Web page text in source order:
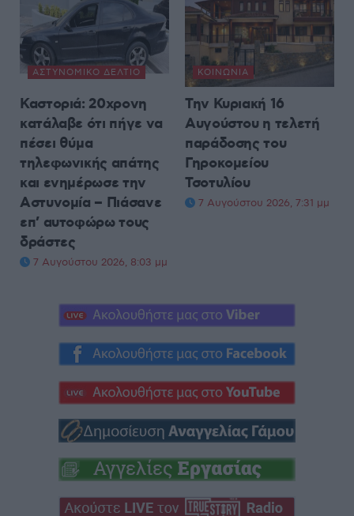
ΑΣΤΥΝΟΜΙΚΌ ΔΕΛΤΊΟ
Καστοριά: 20χρονη
κατάλαβε ότι πήγε να
πέσει θύμα
τηλεφωνικής απάτης
και ενημέρωσε την
Αστυνομία – Πιάσανε
επ’ αυτοφώρω τους
δράστες
7 Αυγούστου 2026, 8:03 μμ
ΚΟΙΝΩΝΊΑ
Την Κυριακή 16
Αυγούστου η τελετή
παράδοσης του
Γηροκομείου
Τσοτυλίου
7 Αυγούστου 2026, 7:31 μμ